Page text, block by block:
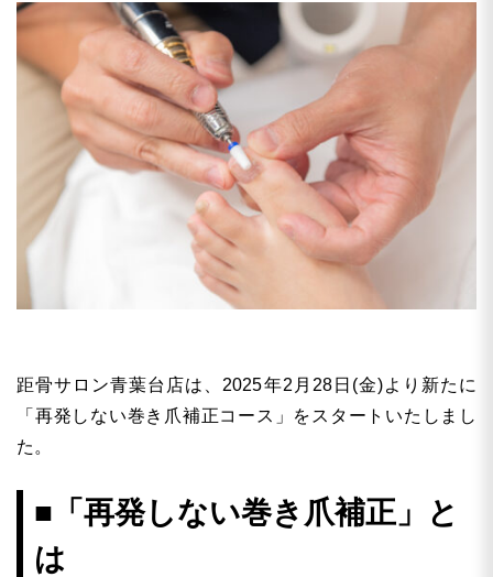
距骨サロン青葉台店は、2025年2月28日(金)より新たに
「再発しない巻き爪補正コース」をスタートいたしまし
た。
■「再発しない巻き爪補正」と
は